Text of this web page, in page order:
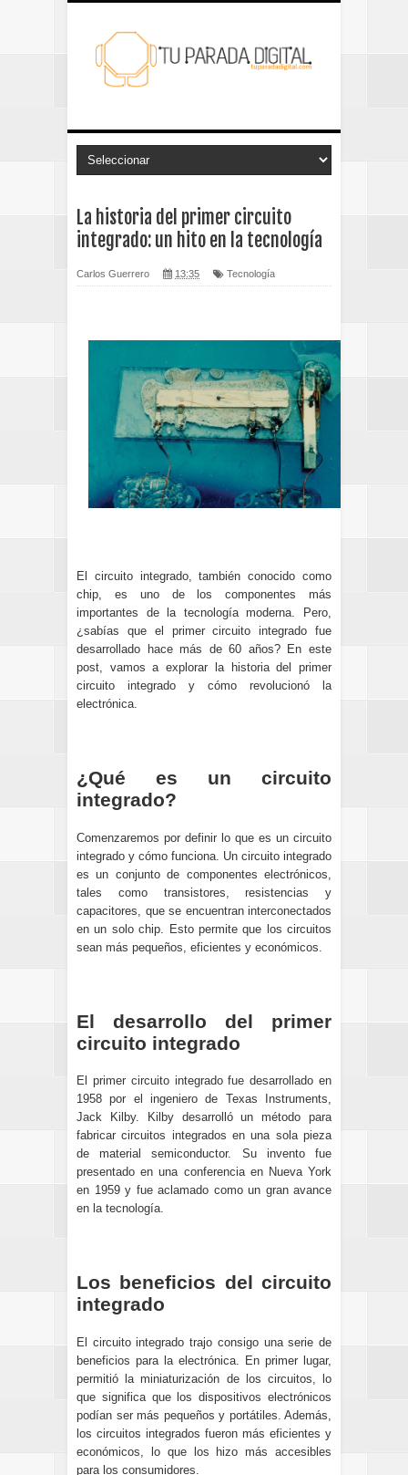
La historia del primer circuito
integrado: un hito en la tecnología
Carlos Guerrero 13:35 Tecnología
El circuito integrado, también conocido como
chip, es uno de los componentes más
importantes de la tecnología moderna. Pero,
¿sabías que el primer circuito integrado fue
desarrollado hace más de 60 años? En este
post, vamos a explorar la historia del primer
circuito integrado y cómo revolucionó la
electrónica.
¿Qué es un circuito
integrado?
Comenzaremos por definir lo que es un circuito
integrado y cómo funciona. Un circuito integrado
es un conjunto de componentes electrónicos,
tales como transistores, resistencias y
capacitores, que se encuentran interconectados
en un solo chip. Esto permite que los circuitos
sean más pequeños, eficientes y económicos.
El desarrollo del primer
circuito integrado
El primer circuito integrado fue desarrollado en
1958 por el ingeniero de Texas Instruments,
Jack Kilby. Kilby desarrolló un método para
fabricar circuitos integrados en una sola pieza
de material semiconductor. Su invento fue
presentado en una conferencia en Nueva York
en 1959 y fue aclamado como un gran avance
en la tecnología.
Los beneficios del circuito
integrado
El circuito integrado trajo consigo una serie de
beneficios para la electrónica. En primer lugar,
permitió la miniaturización de los circuitos, lo
que significa que los dispositivos electrónicos
podían ser más pequeños y portátiles. Además,
los circuitos integrados fueron más eficientes y
económicos, lo que los hizo más accesibles
para los consumidores.